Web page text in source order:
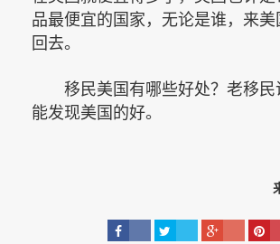
品最便宜的国家，无论是谁，来
回去。
移民美国有哪些好处？老移民
能发现美国的好。